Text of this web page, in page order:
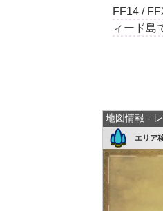
FF14 /
ィード島
地図情報 -
エリア